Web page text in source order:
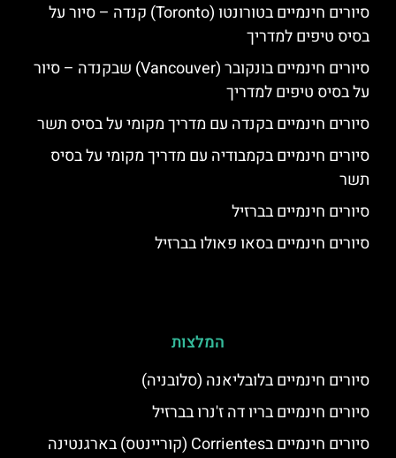
סיורים חינמיים בטורונטו (Toronto) קנדה – סיור על
בסיס טיפים למדריך
סיורים חינמיים בונקובר (Vancouver) שבקנדה – סיור
על בסיס טיפים למדריך
סיורים חינמיים בקנדה עם מדריך מקומי על בסיס תשר
סיורים חינמיים בקמבודיה עם מדריך מקומי על בסיס
תשר
סיורים חינמיים בברזיל
סיורים חינמיים בסאו פאולו בברזיל
המלצות
סיורים חינמיים בלובליאנה (סלובניה)
סיורים חינמיים בריו דה ז'נרו בברזיל
סיורים חינמיים בCorrientes (קוריינטס) בארגנטינה